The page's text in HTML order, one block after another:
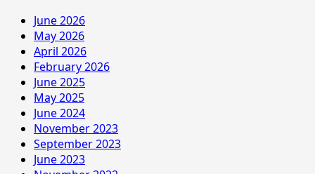
June 2026
May 2026
April 2026
February 2026
June 2025
May 2025
June 2024
November 2023
September 2023
June 2023